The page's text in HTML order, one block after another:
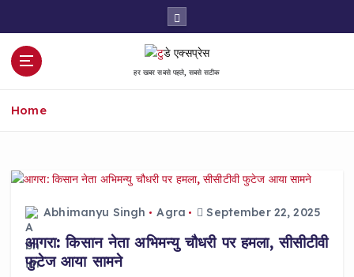
हर खबर सबसे पहले, सबसे सटीक
Home
Abhimanyu Singh Agra September 22, 2025
आगरा: किसान नेता अभिमन्यु चौधरी पर हमला, सीसीटीवी
फुटेज आया सामने